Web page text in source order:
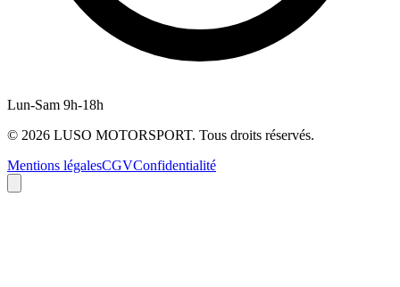
Lun-Sam 9h-18h
© 2026 LUSO MOTORSPORT. Tous droits réservés.
Mentions légalesCGVConfidentialité